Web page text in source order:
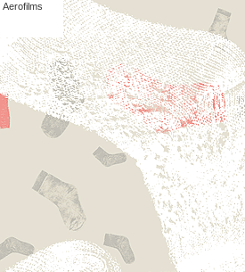
Aerofilms